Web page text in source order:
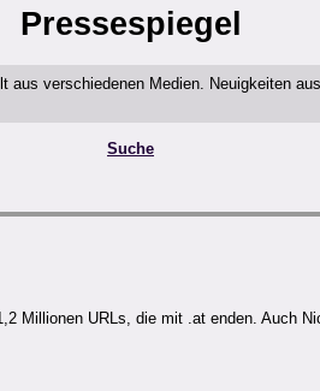
Pressespiegel
verschiedenen Medien. Neuigkeiten
Suche
Millionen URLs, die mit .at enden. Auch